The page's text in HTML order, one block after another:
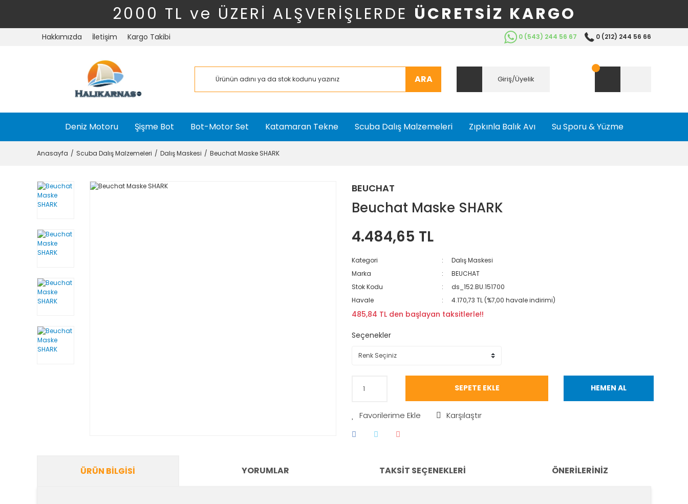
2000 TL ve ÜZERİ ALŞVERİŞLERDE ÜCRETSİZ KARGO
Hakkımızda İletişim Kargo Takibi 0 (543) 244 56 67 0 (212) 244 56 66
ARA Giriş/Üyelik
Deniz Motoru Şişme Bot Bot-Motor Set Katamaran Tekne Scuba Dalış Malzemeleri Zıpkınla Balık Avı Su Sporu & Yüzme
Anasayfa Scuba Dalış Malzemeleri Dalış Maskesi Beuchat Maske SHARK
BEUCHAT
Beuchat Maske SHARK
4.484,65 TL
Kategori
Dalış Maskesi
Marka
BEUCHAT
Stok Kodu
ds_152.BU.151700
Havale
4.170,73 TL (%7,00 havale indirimi)
485,84 TL den başlayan taksitlerle!!
Seçenekler
SEPETE EKLE HEMEN AL
Karşılaştır
ÜRÜN BILGISI YORUMLAR TAKSIT SEÇENEKLERI ÖNERILERINIZ